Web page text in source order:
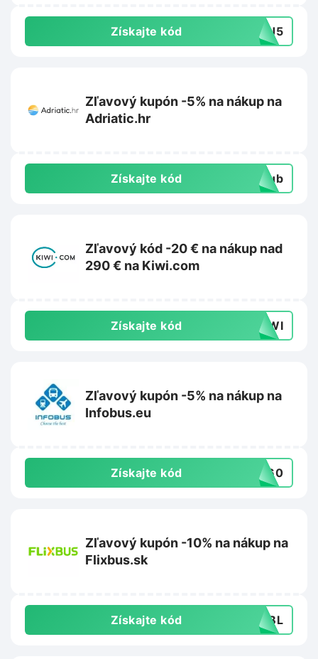
Získajte kód CJ5
Zľavový kupón -5% na nákup na
Adriatic.hr
Získajte kód club
Zľavový kód -20 € na nákup nad
290 € na Kiwi.com
Získajte kód KIWI
Zľavový kupón -5% na nákup na
Infobus.eu
Získajte kód NT60
Zľavový kupón -10% na nákup na
Flixbus.sk
Získajte kód PLBL